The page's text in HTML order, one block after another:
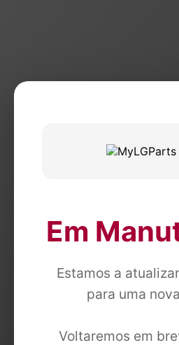
Em
Estamos a
para uma
Voltaremos em